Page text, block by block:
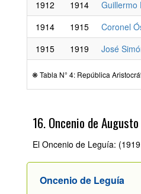
1912 1914
Guillermo
1914
1915
Coronel
1915
1919 José
❋ Tabla N° 4: República
16. Oncenio de
El Oncenio de Leguía:
Oncenio de Leguía